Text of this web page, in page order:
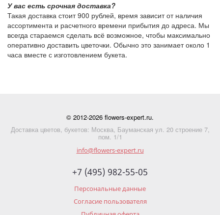
У вас есть срочная доставка?
Такая доставка стоит900 рублей, время зависит от наличия
ассортимента и расчетного времени прибытия до адреса. Мы
всегда стараемся сделать всё возможное, чтобы максимально
оперативно доставить цветочки. Обычно это занимает около 1
часа вместе с изготовлением букета.
© 2012-2026 flowers-expert.ru.
Доставка цветов, букетов: Москва, Бауманская ул. 20 строение 7,
пом. 1/1
info@flowers-expert.ru
+7 (495) 982-55-05
Персональные данные
Согласие пользователя